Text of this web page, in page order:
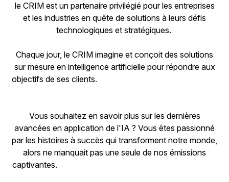
le CRIM est un partenaire privilégié pour les entreprises
et les industries en quête de solutions à leurs défis
technologiques et stratégiques.
Chaque jour, le CRIM imagine et conçoit des solutions
sur mesure en intelligence artificielle pour répondre aux
objectifs de ses clients.
Vous souhaitez en savoir plus sur les dernières
avancées en application de l'IA ? Vous êtes passionné
par les histoires à succès qui transforment notre monde,
alors ne manquait pas une seule de nos émissions
captivantes.